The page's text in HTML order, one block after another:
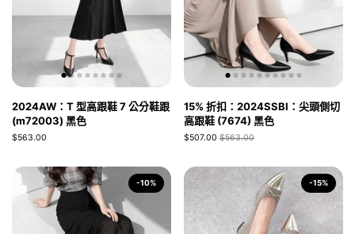
2024AW：T 型高跟鞋 7 公分鞋跟
(m72003) 黑色
$563.00
15% 折扣：2024SSBI：尖頭側切
高跟鞋 (7674) 黑色
$507.00 $563.00
-10% -15%